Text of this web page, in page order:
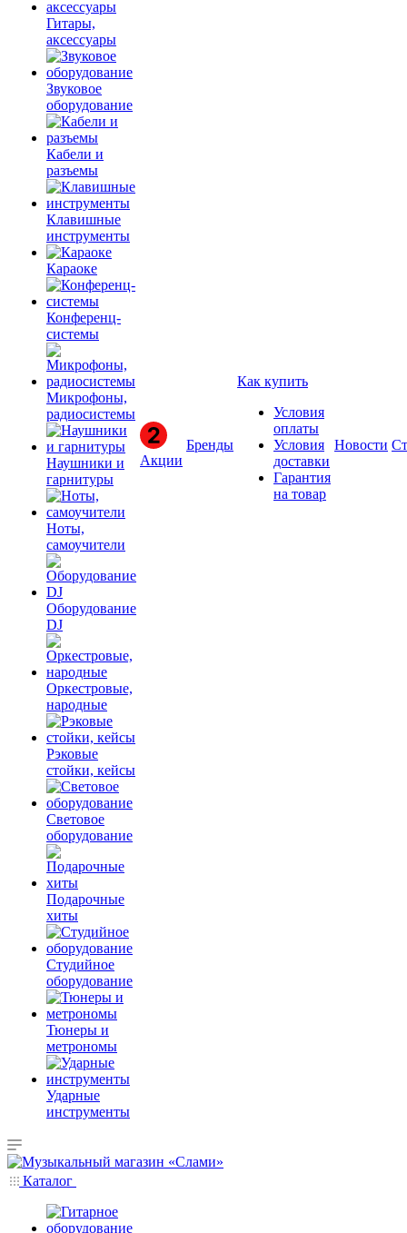
Гитары,
аксессуары
Звуковое
оборудование
Кабели и
разъемы
Клавишные
инструменты
Караоке
Конференц-
системы
Микрофоны,
радиосистемы
Наушники и
гарнитуры
Ноты,
самоучители
Оборудование
DJ
Оркестровые,
народные
Рэковые
стойки, кейсы
Световое
оборудование
Подарочные
хиты
Студийное
оборудование
Тюнеры и
метрономы
Ударные
инструменты
Акции
Бренды
Как купить
Условия
оплаты
Условия
доставки
Гарантия
на товар
Новости
Каталог